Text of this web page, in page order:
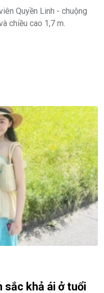
Quyền Linh - chuộng
chiều cao 1,7 m.
sắc khả ái ở tuổi